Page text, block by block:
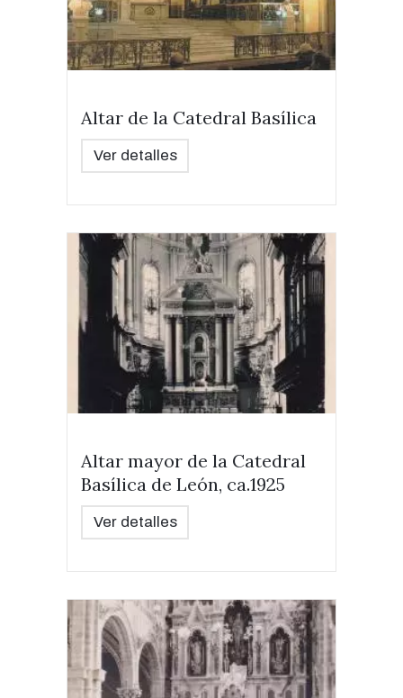
Altar de la Catedral Basílica
Ver detalles
Altar mayor de la Catedral
Basílica de León, ca.1925
Ver detalles